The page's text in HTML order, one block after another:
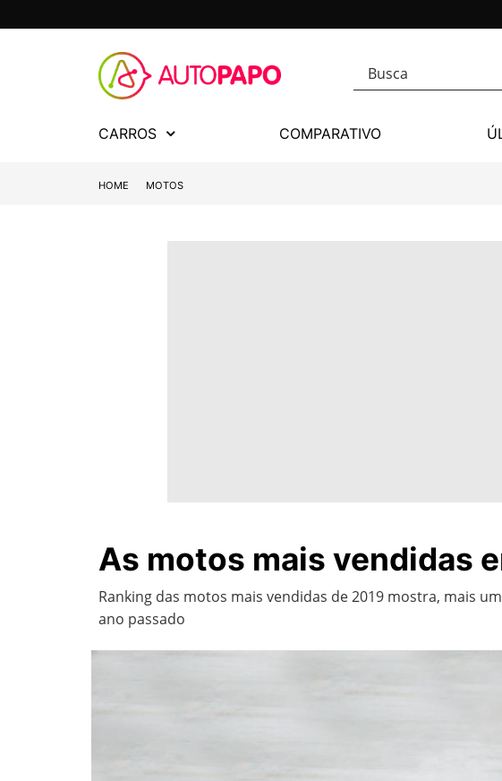
CARROS COMPARATIVO
HOME MOTOS
As motos mais vendidas
Ranking das motos mais vendidas de 2019 mostra, mais
ano passado